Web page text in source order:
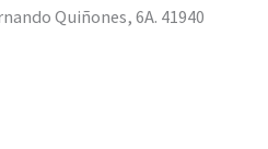
Quiñones, 6A. 41940